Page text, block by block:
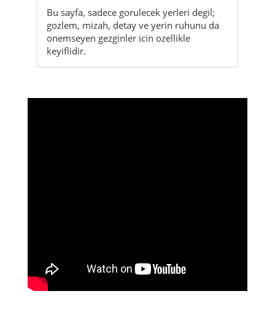
Bu sayfa, sadece gorulecek yerleri degil;
gozlem, mizah, detay ve yerin ruhunu da
onemseyen gezginler icin ozellikle
keyiflidir.